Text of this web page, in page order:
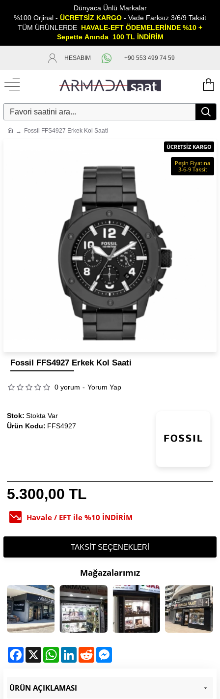
Dünyaca Ünlü Markalar
%100 Orjinal - ÜCRETSİZ KARGO - Vade Farksız 3/6/9 Taksit
TÜM ÜRÜNLERDE HAVALE-EFT ÖDEMELERİNDE %10 +
Sepette Anında 100 TL İNDİRİM
HESABIM +90 553 499 74 59
Fossil FFS4927 Erkek Kol Saati
ÜCRETSİZ KARGO
Peşin Fiyatına
3-6-9 Taksit
Fossil FFS4927 Erkek Kol Saati
0 yorum - Yorum Yap
5.300,00 TL
Havale / EFT ile %10 İNDİRİM
Stok: Stokta Var
Ürün Kodu: FFS4927
TAKSIT SEÇENEKLERI
Mağazalarımız
Facebook WhatsAppLinkedInReddit
ÜRÜN AÇIKLAMASI